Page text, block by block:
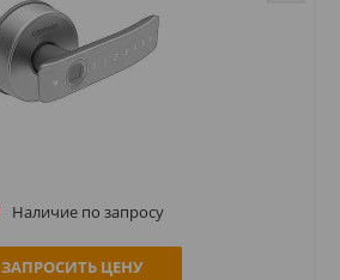
Наличие по запросу
ЗАПРОСИТЬ ЦЕНУ